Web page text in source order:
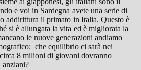
e voi in Sardegna avete una serie di
addirittura il primato in Italia. Questo è
si è allungata la vita ed è migliorata la
le nuove generazioni andiamo
che equilibrio ci sarà nei
8 milioni di giovani dovranno
anziani?